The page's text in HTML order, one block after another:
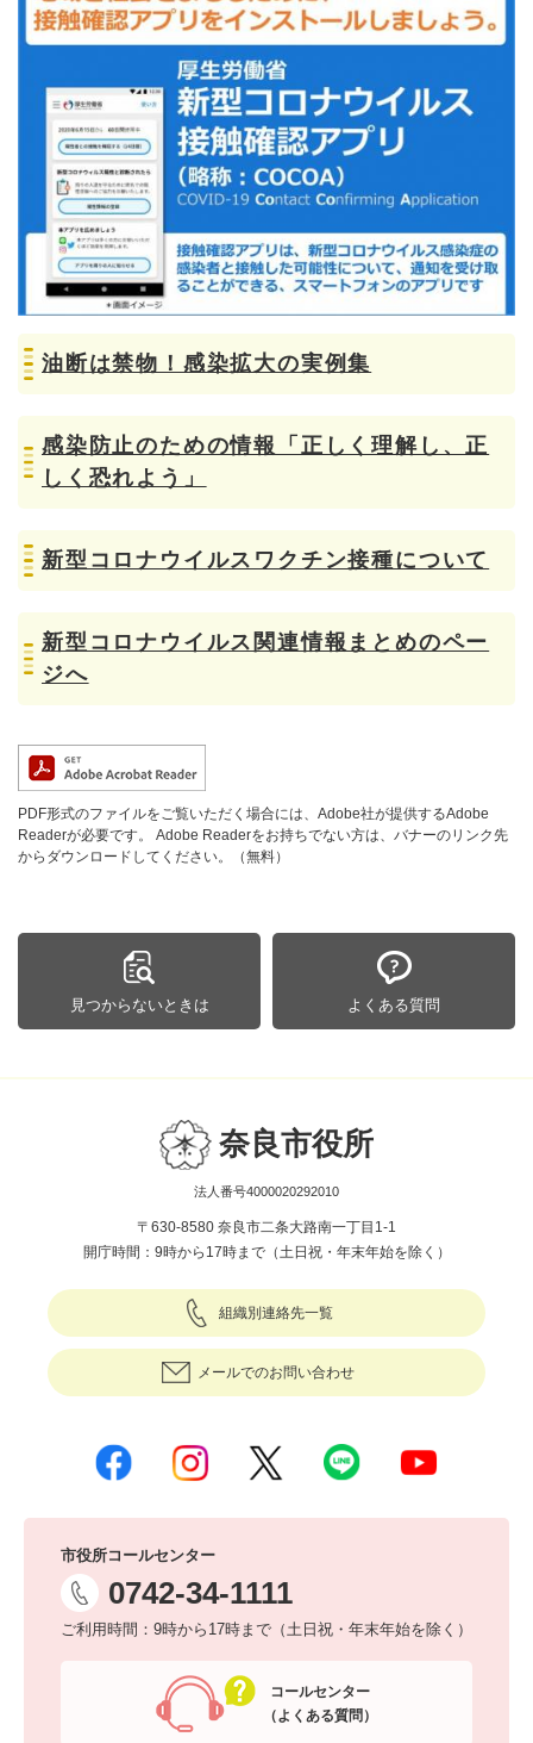
油断は禁物！感染拡大の実例集
感染防止のための情報「正しく理解し、正
しく恐れよう」
新型コロナウイルスワクチン接種について
新型コロナウイルス関連情報まとめのペー
ジへ
PDF形式のファイルをご覧いただく場合には、Adobe社が提供するAdobe
Readerが必要です。
Adobe Readerをお持ちでない方は、バナーのリンク先
からダウンロードしてください。（無料）
見つからないときは よくある質問
奈良市役所
法人番号4000020292010
〒630-8580 奈良市二条大路南一丁目1-1
開庁時間：9時から17時まで（土日祝・年末年始を除く）
組織別連絡先一覧
メールでのお問い合わせ
市役所コールセンター
0742-34-1111
ご利用時間：9時から17時まで（土日祝・年末年始を除く）
コールセンター
（よくある質問）